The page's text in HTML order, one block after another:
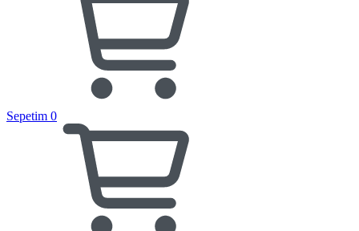
Sepetim 0